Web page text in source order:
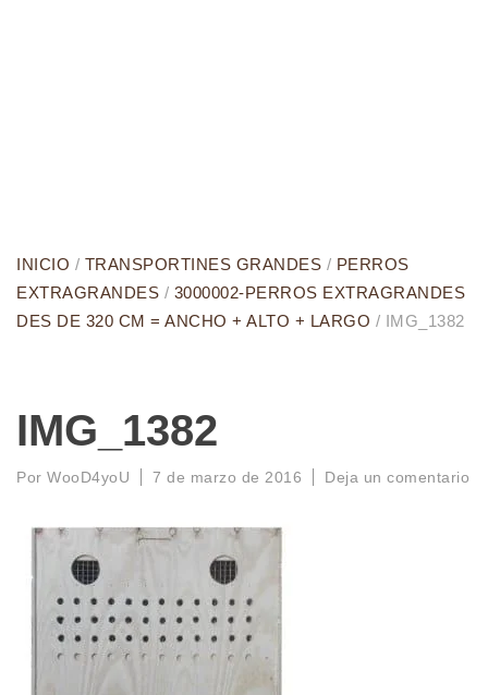
INICIO / TRANSPORTINES GRANDES / PERROS
EXTRAGRANDES / 3000002-PERROS EXTRAGRANDES
DES DE 320 CM = ANCHO + ALTO + LARGO / IMG_1382
IMG_1382
Por WooD4yoU 7 de marzo de 2016 Deja un comentario